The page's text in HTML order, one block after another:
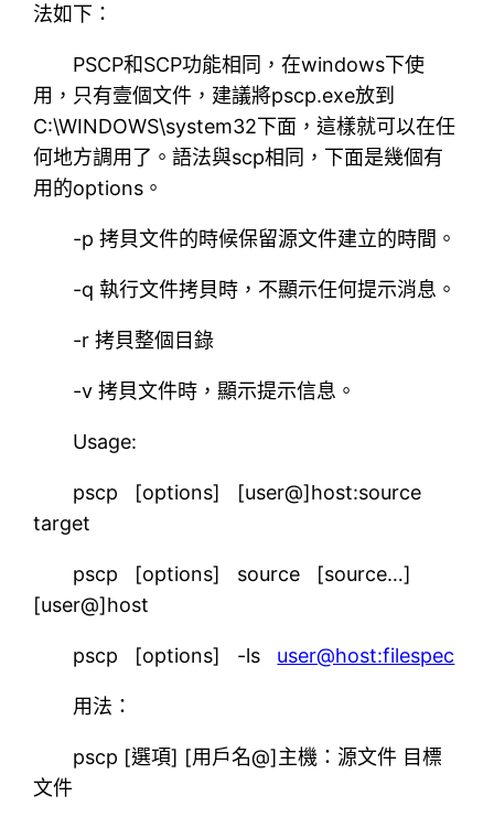
法如下：
PSCP和SCP功能相同，在windows下使
用，只有壹個文件，建議將pscp.exe放到
C:\WINDOWS\system32下面，這樣就可以在任
何地方調用了。語法與scp相同，下面是幾個有
用的options。
-p 拷貝文件的時候保留源文件建立的時間。
-q 執行文件拷貝時，不顯示任何提示消息。
-r 拷貝整個目錄
-v 拷貝文件時，顯示提示信息。
Usage:
pscp [options] [user@]host:source
target
pscp [options] source [source…]
[user@]host
pscp [options] -ls user@host:filespec
用法：
pscp [選項] [用戶名@]主機：源文件 目標
文件